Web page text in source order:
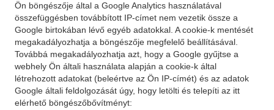
Ön böngészője által a Google Analytics használatával
összefüggésben továbbított IP-címet nem vezetik össze a
Google birtokában lévő egyéb adatokkal. A cookie-k mentését
megakadályozhatja a böngészője megfelelő beállításával.
Továbbá megakadályozhatja azt, hogy a Google gyűjtse a
webhely Ön általi használata alapján a cookie-k által
létrehozott adatokat (beleértve az Ön IP-címét) és az adatok
Google általi feldolgozását úgy, hogy letölti és telepíti az itt
elérhető böngészőbővítményt: